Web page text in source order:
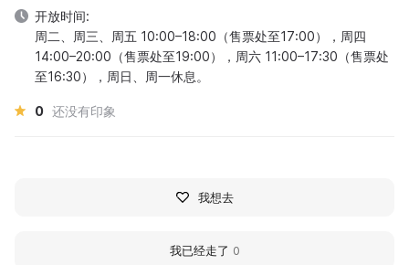
开放时间:
周二、周三、周五 10:00–18:00（售票处至17:00），周四
14:00–20:00（售票处至19:00），周六 11:00–17:30（售票处
至16:30），周日、周一休息。
0 还没有印象
我想去
我已经走了 0